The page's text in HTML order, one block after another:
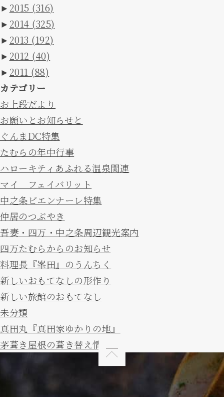
► 2015 (316)
► 2014 (325)
► 2013 (192)
► 2012 (40)
► 2011 (88)
カテゴリー
お上段だより
お願いとお知らせと
ぐんまDC特集
たむらの年中行事
ハローキティあふれる温泉関連
マイ フェイバリット
中之条ビエンナーレ特集
仲居のつぶやき
吾妻・四万・中之条周辺観光案内
四万たむらからのお知らせ
料理長『峯田』のうんちく
新しいおもてなしの形作り
新しい旅館のおもてなし
未分類
真田丸『真田家ゆかりの地』
茅葺き屋根の葺き替え情報